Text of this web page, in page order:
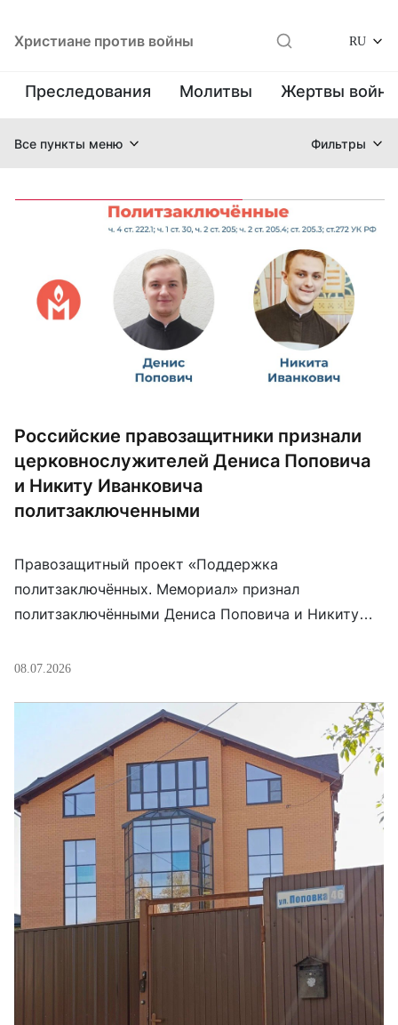
Христиане против войны RU
Преследования Молитвы Жертвы
Все пункты меню Фильтры
Российские правозащитники признали
церковнослужителей Дениса Поповича
и Никиту Иванковича
политзаключенными
Правозащитный проект «Поддержка
политзаключённых. Мемориал» признал
политзаключёнными Дениса Поповича и Никиту
обвиняют в подготовке покушения на митрополита
Путина». Оба отрицают вину и заявляли, что после
задержания их пытали, вынуждая оговорить себя.
Попович находится в заключении с 13 января 2025
года, Иванкович — с 12 февраля 2025-го; […]
08.07.2026